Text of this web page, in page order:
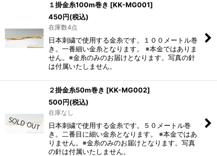
絞り込む
１掛金糸100m巻き [KK-MG001]
450円(税込)
在庫数4点
日本刺繍で使用する金糸です。１００メートル巻
き。一番細い金糸となります。 ※本金ではありま
せん。※金糸のみのお届けとなります。写真の針
は付属いたしません。
２掛金糸50m巻き [KK-MG002]
500円(税込)
在庫なし
日本刺繍で使用する金糸です。５０メートル巻
き。二番目に細い金糸となります。 ※本金ではあ
りません。※金糸のみのお届けとなります。写真
の針は付属いたしません。